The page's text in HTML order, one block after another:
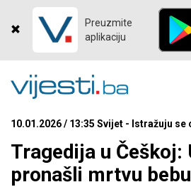
Preuzmite
aplikaciju
10.01.2026 / 13:35 Svijet - Istražuju
Tragedija u Češkoj:
pronašli mrtvu bebu